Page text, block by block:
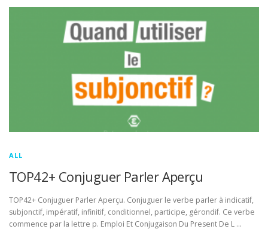
ALL
TOP42+ Conjuguer Parler Aperçu
TOP42+ Conjuguer Parler Aperçu. Conjuguer le verbe parler à indicatif,
subjonctif, impératif, infinitif, conditionnel, participe, gérondif. Ce verbe
commence par la lettre p. Emploi Et Conjugaison Du Present De L …